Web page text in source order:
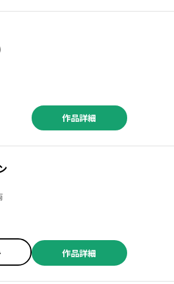
作品詳細
作品詳細